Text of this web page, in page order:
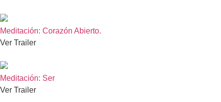
Meditación: Corazón Abierto.
Ver Trailer
Meditación: Ser
Ver Trailer